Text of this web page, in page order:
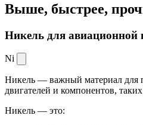
Выше, быстрее,
Никель для
Ni
Никель — важный материал для
двигателей и компонентов,
Никель — это: